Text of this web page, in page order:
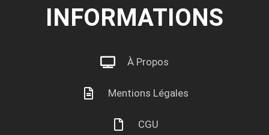
INFORMATIONS
À Propos
Mentions Légales
CGU